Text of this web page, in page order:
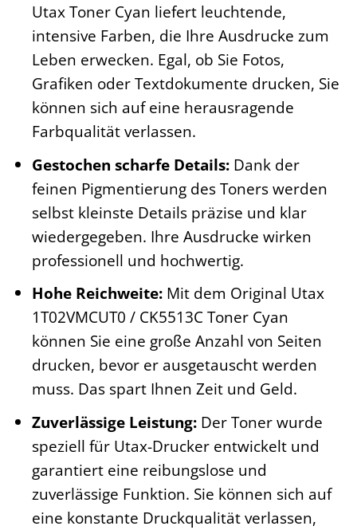
Utax Toner Cyan liefert leuchtende,
intensive Farben, die Ihre Ausdrucke zum
Leben erwecken. Egal, ob Sie Fotos,
Grafiken oder Textdokumente drucken, Sie
können sich auf eine herausragende
Farbqualität verlassen.
Gestochen scharfe Details:Dank der
feinen Pigmentierung des Toners werden
selbst kleinste Details präzise und klar
wiedergegeben. Ihre Ausdrucke wirken
professionell und hochwertig.
Hohe Reichweite:Mit dem Original Utax
1T02VMCUT0 / CK5513C Toner Cyan
können Sie eine große Anzahl von Seiten
drucken, bevor er ausgetauscht werden
muss. Das spart Ihnen Zeit und Geld.
Zuverlässige Leistung:Der Toner wurde
speziell für Utax-Drucker entwickelt und
garantiert eine reibungslose und
zuverlässige Funktion. Sie können sich auf
eine konstante Druckqualität verlassen,